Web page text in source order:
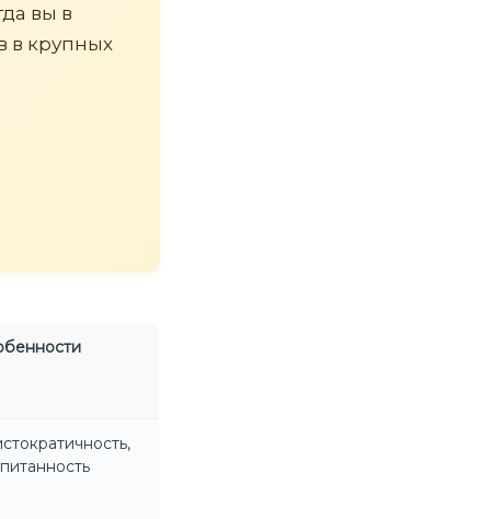
вы в
в крупных